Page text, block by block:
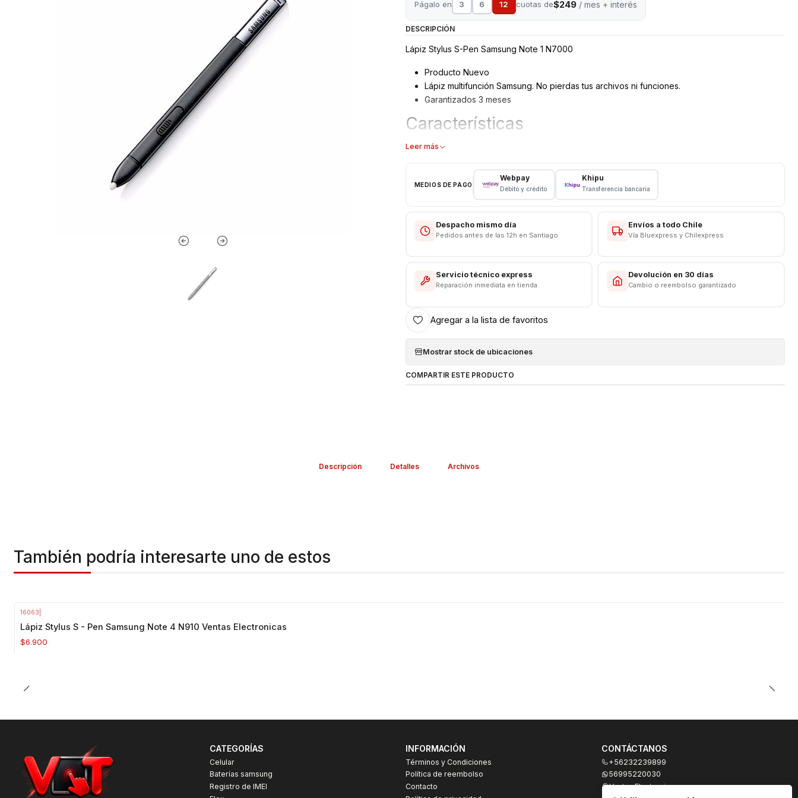
Págalo en 3 6 12 cuotas de$249/ mes + interés
DESCRIPCIÓN
Lápiz Stylus S-Pen Samsung Note 1 N7000
Producto Nuevo
Lápiz multifunción Samsung. No pierdas tus archivos ni funciones.
Garantizados 3 meses
Características
Lápiz S-Pen Samsung
Consulte disponibilidad de colores antes de rematar
Leer más
MEDIOS DE PAGO
Webpay
Débito y crédito
Khipu
Transferencia bancaria
Despacho mismo día
Pedidos antes de las 12h en Santiago
Envíos a todo Chile
Vía Bluexpress y Chilexpress
Servicio técnico express
Reparación inmediata en tienda
Devolución en 30 días
Cambio o reembolso garantizado
Agregar a la lista de favoritos
Mostrar stock de ubicaciones
COMPARTIR ESTE PRODUCTO
Descripción Detalles Archivos
También podría interesarte uno de estos
16063
Lápiz Stylus S - Pen Samsung Note 4 N910 Ventas Electronicas
$6.900
CATEGORÍAS
Celular
Baterías samsung
Registro de IMEI
INFORMACIÓN
Términos y Condiciones
Política de reembolso
Contacto
CONTÁCTANOS
+56232239899
56995220030
Ventas Electronicas
Moneda 973, local 327